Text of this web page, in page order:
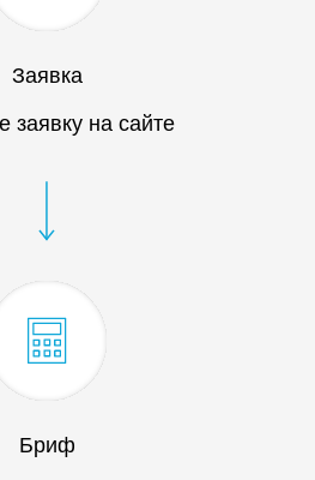
Заявка
заявку на сайте
Бриф